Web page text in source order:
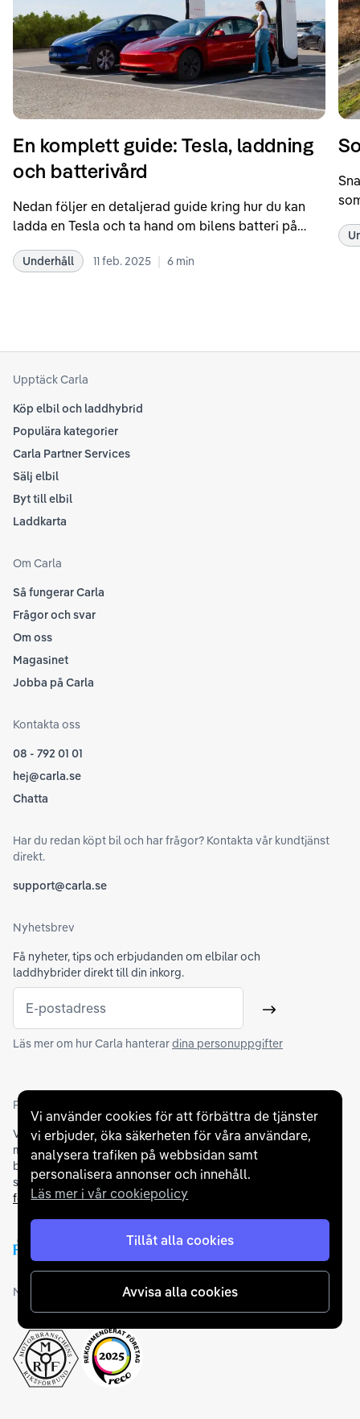
Vi använder cookies för att förbättra de tjänster
vi erbjuder, öka säkerheten för våra användare,
analysera trafiken på webbsidan samt
personalisera annonser och innehåll.
Läs mer i vår cookiepolicy
Tillåt alla cookies
Avvisa alla cookies
En komplett guide: Tesla, laddning
och batterivård
Nedan följer en detaljerad guide kring hur du kan
ladda en Tesla och ta hand om bilens batteri på
rekommendationer samt våra egna erfarenheter
Underhåll 11 feb. 2025 | 6 min
att
Upptäck Carla
Köp elbil och laddhybrid
Populära kategorier
Carla Partner Services
Sälj elbil
Byt till elbil
Laddkarta
Om Carla
Så fungerar Carla
Frågor och svar
Om oss
Magasinet
Jobba på Carla
Kontakta oss
08 - 792 01 01
hej@carla.se
Chatta
Har du redan köpt bil och har frågor? Kontakta vår kundtjänst
direkt.
support@carla.se
Nyhetsbrev
Få nyheter, tips och erbjudanden om elbilar och
laddhybrider direkt till din inkorg.
E-postadress Skicka
Läs mer om hur Carla hanterardina personuppgifter
Partners och betallösningar
Vi samarbetar medflertalet banker för att erbjuda dig bästa
möjliga finansieringslösning och stödjer en rad olika
betalningsmetoder. För att du ska känna dig trygg vid ditt köp
samarbetar vi med Folksam och AutoConcept gällande
försäkringar och garantier.
Medlemskap och utmärkelser